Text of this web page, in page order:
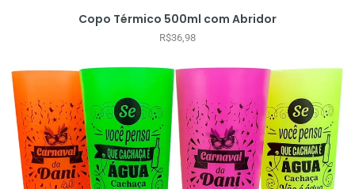
Copo Térmico 500ml com Abridor
R$36,98